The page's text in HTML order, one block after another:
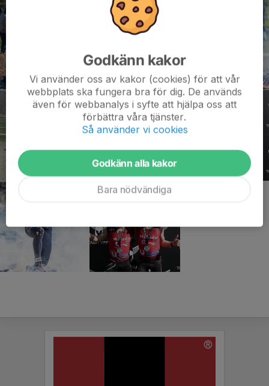
Godkänn kakor
Vi använder oss av kakor (cookies) för att vår
webbplats ska fungera bra för dig. De används
även för webbanalys i syfte att hjälpa oss att
förbättra våra tjänster.
Så använder vi cookies
Godkänn alla kakor
Bara nödvändiga